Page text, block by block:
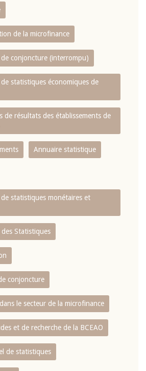
de la microfinance
conjoncture (interrompu)
statistiques économiques de
de résultats des établissements de
Annuaire statistique
statistiques monétaires et
Statistiques
conjoncture
le secteur de la microfinance
et de recherche de la BCEAO
de statistiques